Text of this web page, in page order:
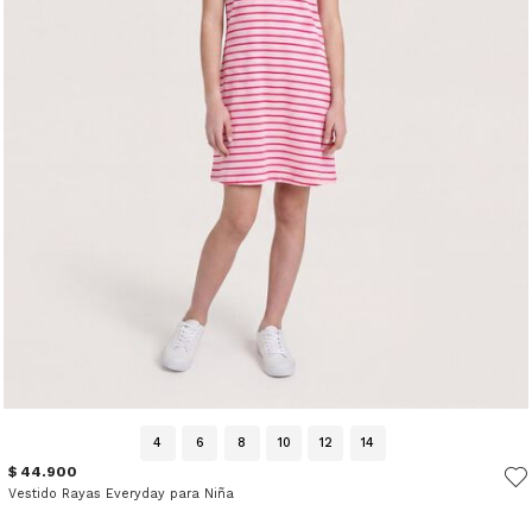
4 6 8 10 12 14
$ 44.900
Vestido Rayas Everyday para Niña